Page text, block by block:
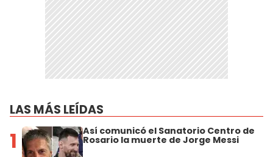
LAS MÁS LEÍDAS
1 Así comunicó el Sanatorio Centro de
Rosario la muerte de Jorge Messi